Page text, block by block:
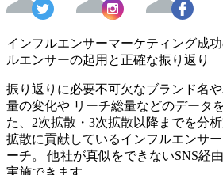
インフルエンサーマーケティング成
ルエンサーの起用と正確な振り返り
振り返りに必要不可欠なブランド名
量の変化や リーチ総量などのデータ
た、2次拡散・3次拡散以降までを分
拡散に貢献しているインフルエンサ
ーチ。 他社が真似をできないSNS経
実施できます。